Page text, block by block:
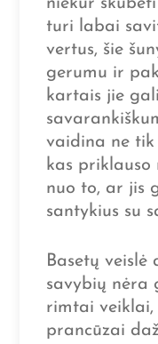
niekur
turi labai
vertus, šie
gerumu ir
kartais jie
vaidina ne
kas priklauso
nuo to, ar jis
santykius su
Basetų veislė
savybių nėra
rimtai
prancūzai